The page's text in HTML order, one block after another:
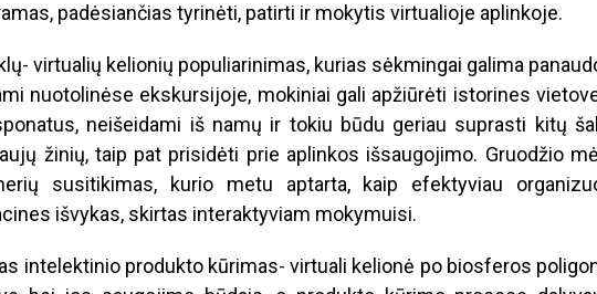
padėsiančias tyrinėti, patirti ir mokytis virtualioje aplinkoje.
virtualių kelionių populiarinimas, kurias sėkmingai galima
nuotolinėse ekskursijoje, mokiniai gali apžiūrėti istorines
neišeidami iš namų ir tokiu būdu geriau suprasti kitų
žinių, taip pat prisidėti prie aplinkos išsaugojimo. Gruodžio
susitikimas, kurio metu aptarta, kaip efektyviau
išvykas, skirtas interaktyviam mokymuisi.
intelektinio produkto kūrimas- virtuali kelionė po biosferos